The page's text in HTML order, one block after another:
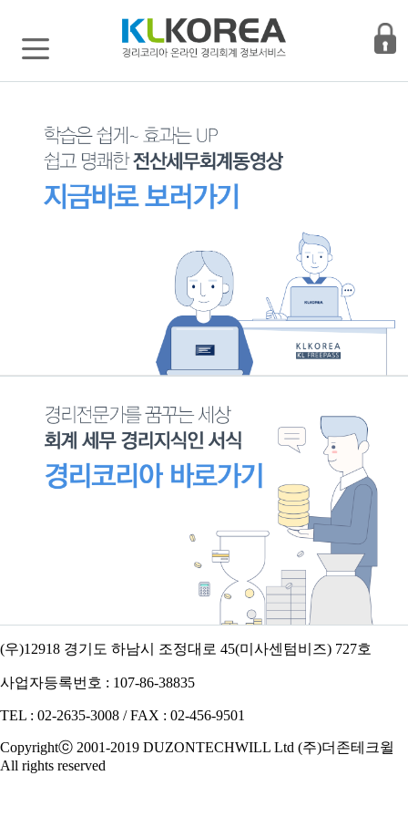
(우)12918 경기도 하남시 조정대로 45(미사센텀비즈) 727호
사업자등록번호 : 107-86-38835
TEL : 02-2635-3008 / FAX : 02-456-9501
Copyrightⓒ 2001-2019 DUZONTECHWILL Ltd (주)더존테크윌
All rights reserved